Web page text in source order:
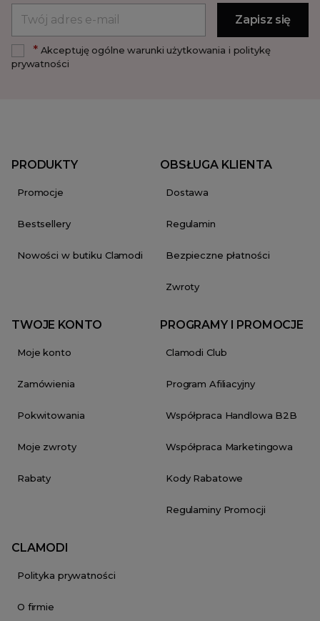
*Akceptuję ogólne warunki użytkowania i politykę
prywatności
PRODUKTY
Promocje
Bestsellery
Nowości w butiku Clamodi
OBSŁUGA KLIENTA
Dostawa
Regulamin
Bezpieczne płatności
Zwroty
TWOJE KONTO
Moje konto
Zamówienia
Pokwitowania
Moje zwroty
Rabaty
PROGRAMY I PROMOCJE
Clamodi Club
Program Afiliacyjny
Współpraca Handlowa B2B
Współpraca Marketingowa
Kody Rabatowe
Regulaminy Promocji
CLAMODI
Polityka prywatności
O firmie